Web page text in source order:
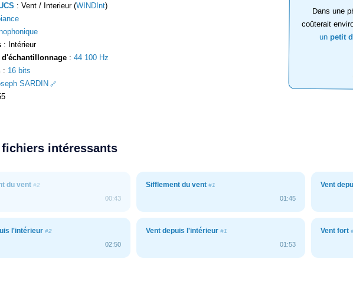
Dans une
coûterait
un petit
: Vent / Interieur (WINDInt)
: Intérieur
d'échantillonnage : 44 100 Hz
: 16 bits
SARDIN
intéressants
du vent #2
00:43
Sifflement du vent #1
01:45
Vent
l'intérieur #2
02:50
Vent depuis l'intérieur #1
01:53
Vent fort